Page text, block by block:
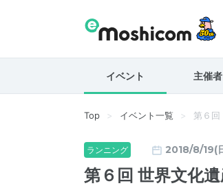
イベント 主催者
Top イベント一覧 第６回
ランニング 2018/8/19(
第６回 世界文化